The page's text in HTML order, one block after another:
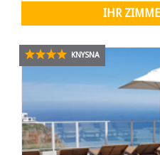
ideal für entspannte
IHR
KNYSNA